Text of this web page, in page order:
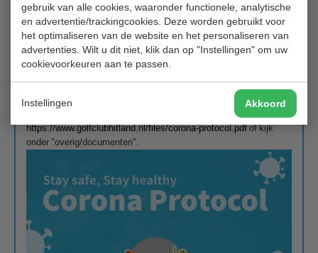
gebruik van alle cookies, waaronder functionele, analytische
en advertentie/trackingcookies. Deze worden gebruikt voor
het optimaliseren van de website en het personaliseren van
advertenties. Wilt u dit niet, klik dan op "Instellingen" om uw
cookievoorkeuren aan te passen.
Instellingen Akkoord
manier samen te golfen.
De wedstrijdleiders vervullen een coördinerende rol om de
afspraken in goede banen te leiden. Zij zullen dus ook spelers
stimuleren en aanspreken om het protocol te volgen.
https://www.golfclubhitland.nl/files/corona-protocol.pdfof kijk
onder "overig/documenten".